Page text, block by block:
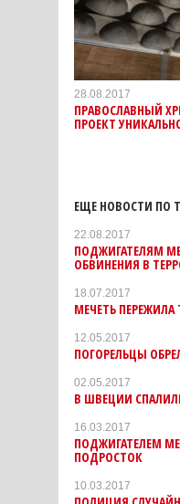
28.08.2017
ПРАВОСЛАВНЫЙ
ПРОЕКТ
ЕЩЕ НОВОСТИ ПО
22.08.2017
ПОДЖИГАТЕЛЯМ
ОБВИНЕНИЯ В
18.07.2017
МЕЧЕТЬ
12.05.2017
ПОГОРЕЛЬЦЫ
02.05.2017
В ШВЕЦИИ
16.03.2017
ПОДЖИГАТЕЛЕМ
ПОДРОСТОК
10.03.2017